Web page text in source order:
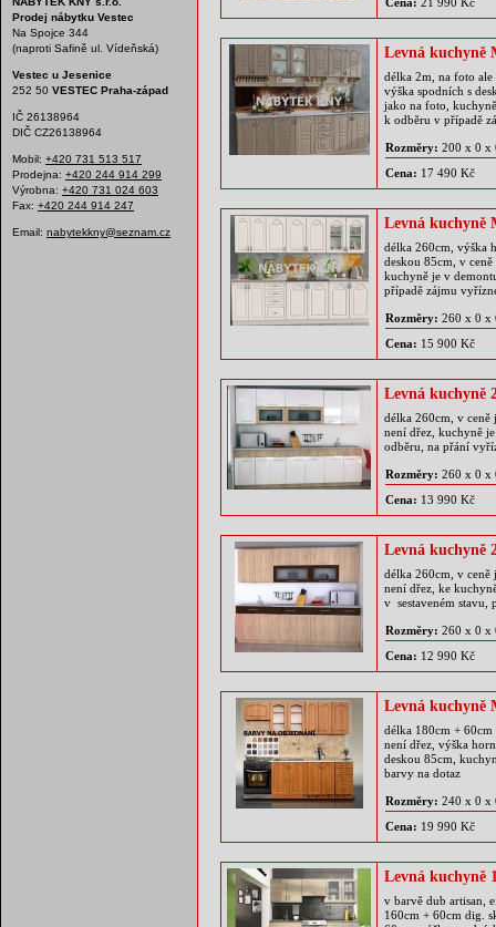
Prodej nábytku Vestec
Na Spojce 344
(naproti Safině ul. Vídeňská)
Vestec u Jesenice
252 50 VESTEC Praha-západ
IČ 26138964
DIČ CZ26138964
Mobil: +420 731 513 517
Prodejna: +420 244 914 299
Výrobna: +420 731 024 603
Fax: +420 244 914 247
Email: nabytekkny@seznam.cz
Levná kuchyně
délka 2m, na foto
výška spodních s
jako na foto,
k odběru v případě
Rozměry: 200 x 0 x
Cena: 17 490 Kč
Levná kuchyně
délka 260cm, výška
deskou 85cm, v
kuchyně je v
případě zájmu
Rozměry: 260 x 0 x
Cena: 15 900 Kč
Levná kuchyně
délka 260cm, v ceně
není dřez, kuchyně
odběru, na přání
Rozměry: 260 x 0 x
Cena: 13 990 Kč
Levná kuchyně
délka 260cm, v ceně
není dřez, ke
v sestaveném stavu,
Rozměry: 260 x 0 x
Cena: 12 990 Kč
Levná kuchyně
délka 180cm + 60cm
není dřez, výška
deskou 85cm,
barvy na dotaz
Rozměry: 240 x 0 x
Cena: 19 990 Kč
Levná kuchyně
v barvě dub artisan,
160cm + 60cm dig.